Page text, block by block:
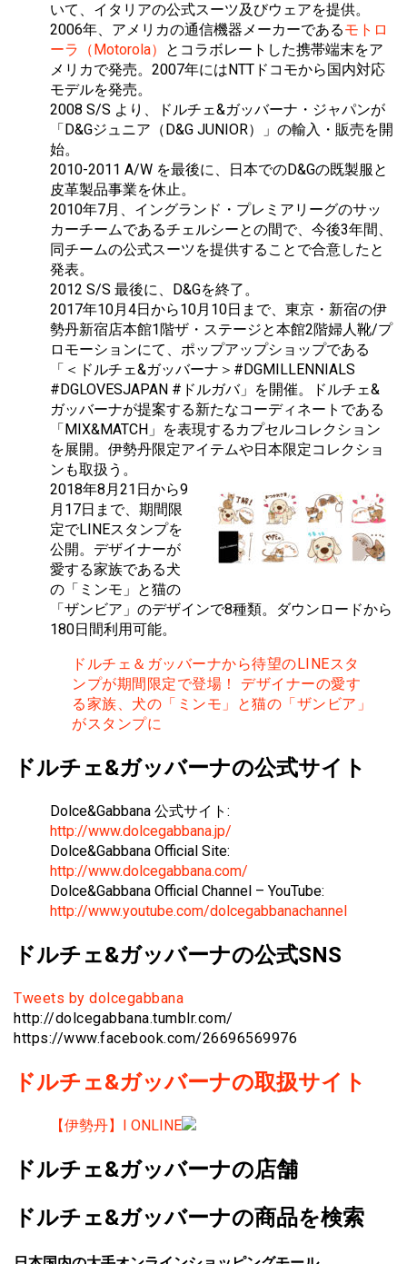
いて、イタリアの公式スーツ及びウェアを提供。
2006年、アメリカの通信機器メーカーであるモトロ
ーラ（Motorola）
とコラボレートした携帯端末をア
メリカで発売。2007年にはNTTドコモから国内対応
モデルを発売。
2008 S/S より、ドルチェ&ガッバーナ・ジャパンが
「D&Gジュニア（D&G JUNIOR）」の輸入・販売を開
始。
2010-2011 A/W を最後に、日本でのD&Gの既製服と
皮革製品事業を休止。
2010年7月、イングランド・プレミアリーグのサッ
カーチームであるチェルシーとの間で、今後3年間、
同チームの公式スーツを提供することで合意したと
発表。
2012 S/S 最後に、D&Gを終了。
2017年10月4日から10月10日まで、東京・新宿の伊
勢丹新宿店本館1階ザ・ステージと本館2階婦人靴/プ
ロモーションにて、ポップアップショップである
「＜ドルチェ&ガッバーナ＞#DGMILLENNIALS
#DGLOVESJAPAN #ドルガバ」を開催。ドルチェ&
ガッバーナが提案する新たなコーディネートである
「MIX&MATCH」を表現するカプセルコレクション
を展開。伊勢丹限定アイテムや日本限定コレクショ
ンも取扱う。
2018年8月21日から9
月17日まで、期間限
定でLINEスタンプを
公開。デザイナーが
愛する家族である犬
の「ミンモ」と猫の
「ザンビア」のデザインで8種類。ダウンロードから
180日間利用可能。
ドルチェ＆ガッバーナから待望のLINEスタ
ンプが期間限定で登場！ デザイナーの愛す
る家族、犬の「ミンモ」と猫の「ザンビア」
がスタンプに
ドルチェ&ガッバーナの公式サイト
Dolce&Gabbana 公式サイト:
http://www.dolcegabbana.jp/
Dolce&Gabbana Official Site:
http://www.dolcegabbana.com/
Dolce&Gabbana Official Channel – YouTube:
http://www.youtube.com/dolcegabbanachannel
ドルチェ&ガッバーナの公式SNS
Tweets by dolcegabbana
http://dolcegabbana.tumblr.com/
https://www.facebook.com/26696569976
ドルチェ&ガッバーナの取扱サイト
【伊勢丹】I ONLINE
ドルチェ&ガッバーナの店舗
ドルチェ&ガッバーナの商品を検索